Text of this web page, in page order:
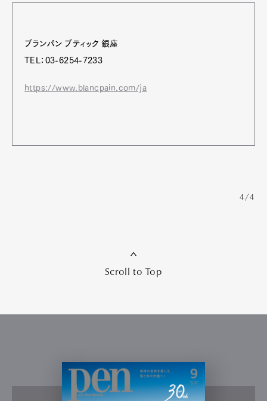
ブランパン ブティック 銀座
TEL：03-6254-7233
https://www.blancpain.com/ja
4/4
Scroll to Top